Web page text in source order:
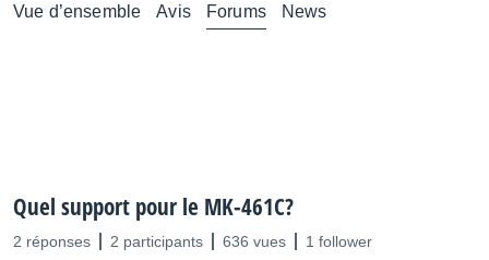
Vue d’ensemble Avis Forums News
Quel support pour le MK-461C?
2 réponses 2 participants 636 vues 1 follower